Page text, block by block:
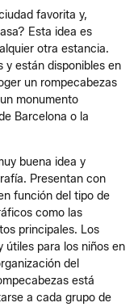
favorita y,
Esta idea es
otra estancia.
y están disponibles en
un rompecabezas
monumento
Barcelona o la
buena idea y
Presentan con
función del tipo de
como las
principales. Los
útiles para los niños en
del
está
a cada grupo de